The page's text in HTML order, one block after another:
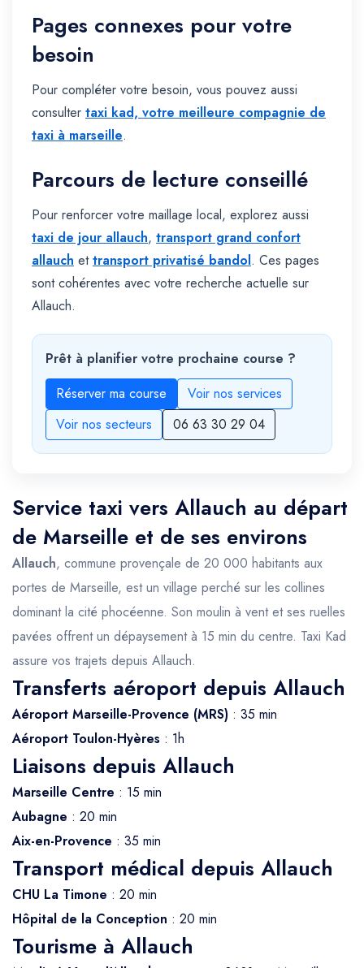
Pages connexes pour votre
besoin
Pour compléter votre besoin, vous pouvez aussi
consulter taxi kad, votre meilleure compagnie de
taxi à marseille.
Parcours de lecture conseillé
Pour renforcer votre maillage local, explorez aussi
taxi de jour allauch, transport grand confort
allauch ettransport privatisé bandol. Ces pages
sont cohérentes avec votre recherche actuelle sur
Allauch.
Prêt à planifier votre prochaine course ?
Réserver ma course
Voir nos services
Voir nos secteurs
06 63 30 29 04
Service taxi vers Allauch au départ
de Marseille et de ses environs
Allauch, commune provençale de 20 000 habitants aux
portes de Marseille, est un village perché sur les collines
dominant la cité phocéenne. Son moulin à vent et ses ruelles
pavées offrent un dépaysement à 15 min du centre. Taxi Kad
assure vos trajets depuis Allauch.
Transferts aéroport depuis Allauch
Aéroport Marseille-Provence (MRS) : 35 min
Aéroport Toulon-Hyères : 1h
Liaisons depuis Allauch
Marseille Centre : 15 min
Aubagne : 20 min
Aix-en-Provence : 35 min
Transport médical depuis Allauch
CHU La Timone : 20 min
Hôpital de la Conception : 20 min
Tourisme à Allauch